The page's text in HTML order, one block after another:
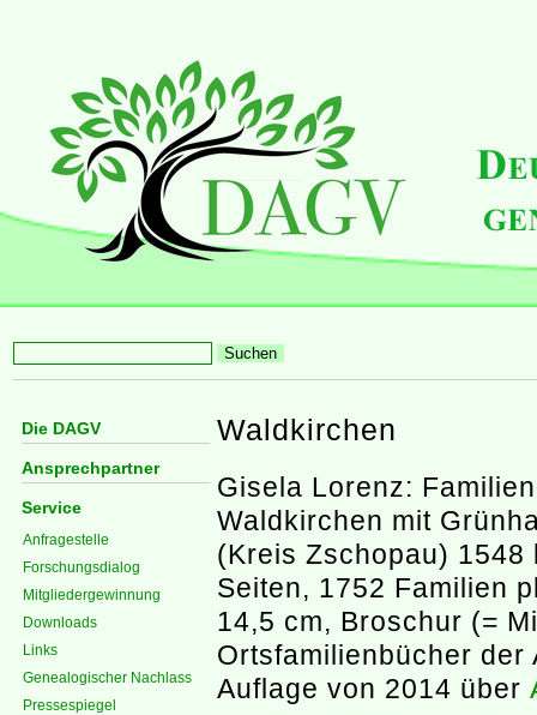
Die DAGV
Ansprechpartner
Service
Anfragestelle
Forschungsdialog
Mitgliedergewinnung
Downloads
Links
Genealogischer Nachlass
Pressespiegel
Waldkirchen
Gisela Lorenz:
Waldkirchen mit
(Kreis Zschopau)
Seiten, 1752 Familien
14,5 cm, Broschur (=
Ortsfamilienbücher der
Auflage von 2014 über